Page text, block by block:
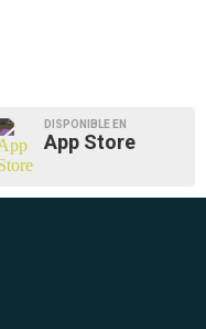
DISPONIBLE EN
App Store